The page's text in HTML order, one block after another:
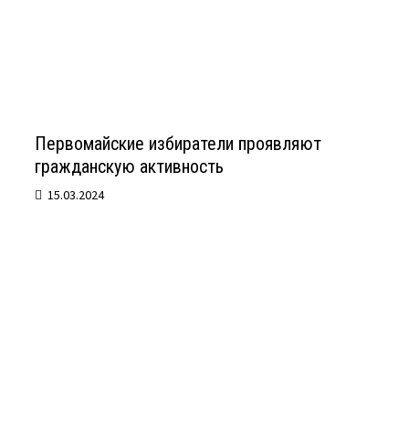
Первомайские избиратели проявляют
гражданскую активность
15.03.2024